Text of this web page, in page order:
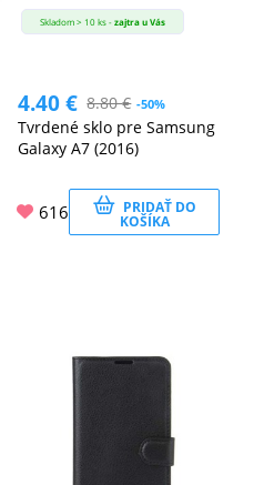
Skladom > 10 ks -zajtra u Vás
4.40€ 8.80€ -50%
Tvrdené sklo pre Samsung
Galaxy A7 (2016)
616 PRIDAŤ DO
KOŠÍKA